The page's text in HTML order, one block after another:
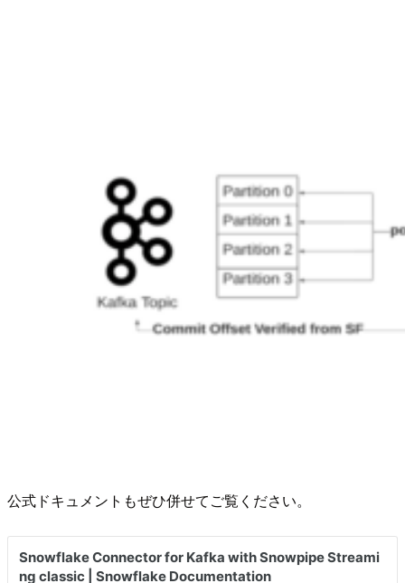
公式ドキュメントもぜひ併せてご覧ください。